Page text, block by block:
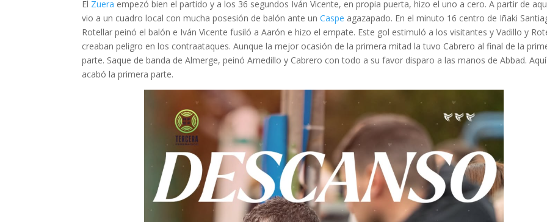
El Zuera empezó bien el partido y a los 36 segundos Iván Vicente, en propia puerta, hizo el uno a cero. A partir de
vio a un cuadro local con mucha posesión de balón ante unCaspe agazapado. En el minuto 16 centro de Iñaki
Rotellar peinó el balón e Iván Vicente fusiló a Aarón e hizo el empate. Este gol estimuló a los visitantes y Vadillo y
creaban peligro en los contraataques. Aunque la mejor ocasión de la primera mitad la tuvo Cabrero al final de la
parte. Saque de banda de Almerge, peinó Arnedillo y Cabrero con todo a su favor disparo a las manos de Abbad.
acabó la primera parte.